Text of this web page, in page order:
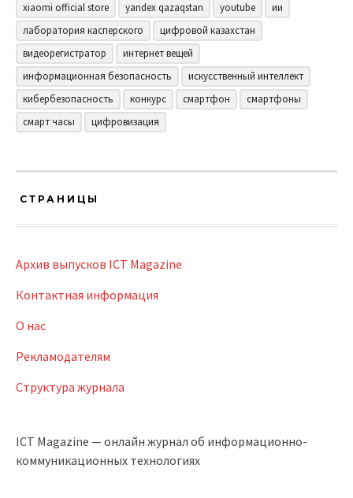
xiaomi official store
yandex qazaqstan youtube
ии
лаборатория касперского
цифровой казахстан
видеорегистратор
интернет вещей
информационная безопасность
искусственный интеллект
кибербезопасность
конкурс смартфон
смартфоны
смарт часы
цифровизация
СТРАНИЦЫ
Архив выпусков ICT Magazine
Контактная информация
О нас
Рекламодателям
Структура журнала
ICT Magazine — онлайн журнал об информационно-
коммуникационных технологиях